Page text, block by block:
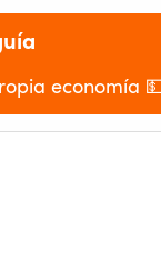
economía